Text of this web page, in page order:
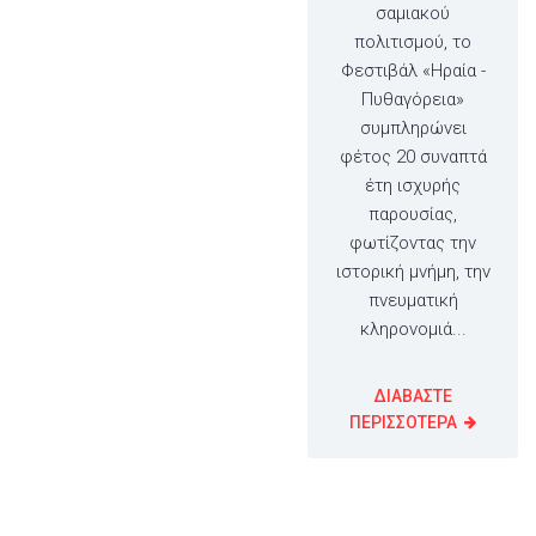
σαμιακού
πολιτισμού, το
Φεστιβάλ «Ηραία -
Πυθαγόρεια»
συμπληρώνει
φέτος 20 συναπτά
έτη ισχυρής
παρουσίας,
φωτίζοντας την
ιστορική μνήμη, την
πνευματική
κληρονομιά...
ΔΙΑΒΑΣΤΕ
ΠΕΡΙΣΣΟΤΕΡΑ